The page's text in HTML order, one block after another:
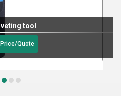
tool
Quote